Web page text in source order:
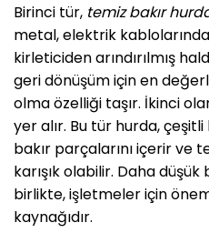
Birinci tür, temiz bakır
metal, elektrik
kirleticiden arındırılmış
geri dönüşüm için en
olma özelliği taşır. İkinci
yer alır. Bu tür hurda,
bakır parçalarını içerir
karışık olabilir. Daha
birlikte, işletmeler için
kaynağıdır.